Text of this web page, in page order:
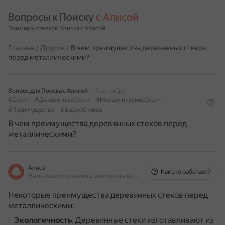
Вопросы к Поиску с Алисой
Примеры ответов Поиска с Алисой
Главная / Другое / В чем преимущества деревянных стеков
перед металлическими?
Вопрос для Поиска с Алисой
7 сентября
#Стеки
#ДеревянныеСтеки
#МеталлическиеСтеки
#Преимущества
#ВыборСтеков
В чем преимущества деревянных стеков перед
металлическими?
Алиса
На основе источников, возможны неточности
Как это работает?
Некоторые преимущества деревянных стеков перед
металлическими:
Экологичность. Деревянные стеки изготавливают из